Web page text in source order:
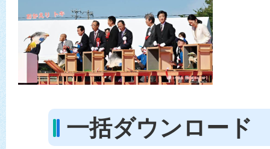
一括ダウンロード